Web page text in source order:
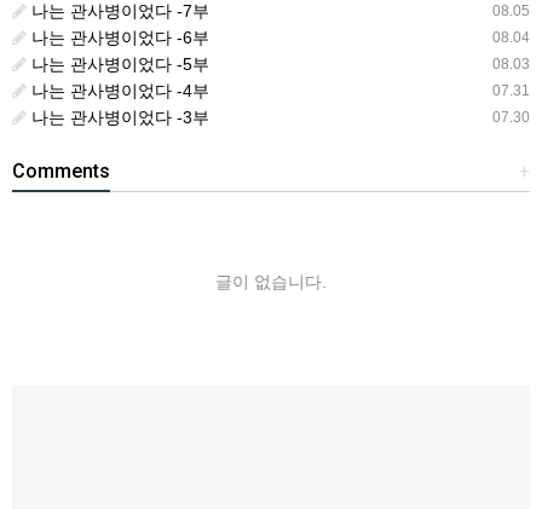
08.05
나는 관사병이었다 -7부
08.04
나는 관사병이었다 -6부
08.03
나는 관사병이었다 -5부
07.31
나는 관사병이었다 -4부
07.30
나는 관사병이었다 -3부
+
Comments
글이 없습니다.